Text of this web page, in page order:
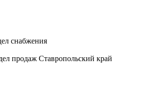
снабжения
продаж Ставропольский край